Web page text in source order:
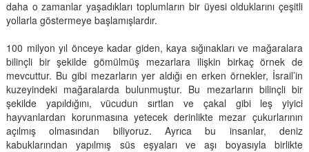
daha o zamanlar yaşadıkları toplumların bir üyesi olduklarını çeşitli
yollarla göstermeye başlamışlardır.
100 milyon yıl önceye kadar giden, kaya sığınakları ve mağaralara
bilinçli bir şekilde gömülmüş mezarlara ilişkin birkaç örnek de
mevcuttur. Bu gibi mezarların yer aldığı en erken örnekler, İsrail’in
kuzeyindeki mağaralarda bulunmuştur. Bu mezarların bilinçli bir
şekilde yapıldığını, vücudun sırtlan ve çakal gibi leş yiyici
hayvanlardan korunmasına yetecek derinlikte mezar çukurlarının
açılmış olmasından biliyoruz. Ayrıca bu insanlar, deniz
kabuklarından yapılmış süs eşyaları ve aşı boyasıyla birlikte